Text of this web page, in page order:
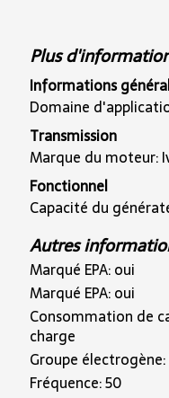
Plus
Informations
Domaine
Transmission
Marque du moteur:
Fonctionnel
Capacité du
Autres
Marqué EPA: oui
Marqué EPA: oui
Consommation de
charge
Groupe
Fréquence: 50